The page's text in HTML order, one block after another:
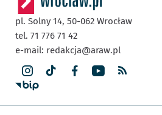
pl. Solny 14, 50-062 Wrocław
tel. 71 776 71 42
e-mail: redakcja@araw.pl